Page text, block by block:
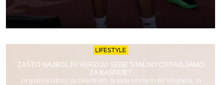
LIFESTYLE
ZAŠTO NAJBOLJU VERZIJU SEBE STALNO OSTAVLJAMO
ZA KASNIJE?
Za godišnji odmor, za sledeće leto, za kada smršamo pet kilograma, za